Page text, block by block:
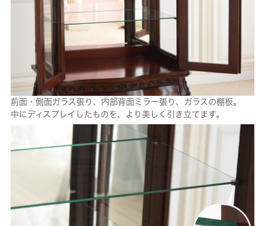
前面・側面ガラス張り、内部背面ミラー張り、ガラスの棚板。
中にディスプレイしたものを、より美しく引き立てます。